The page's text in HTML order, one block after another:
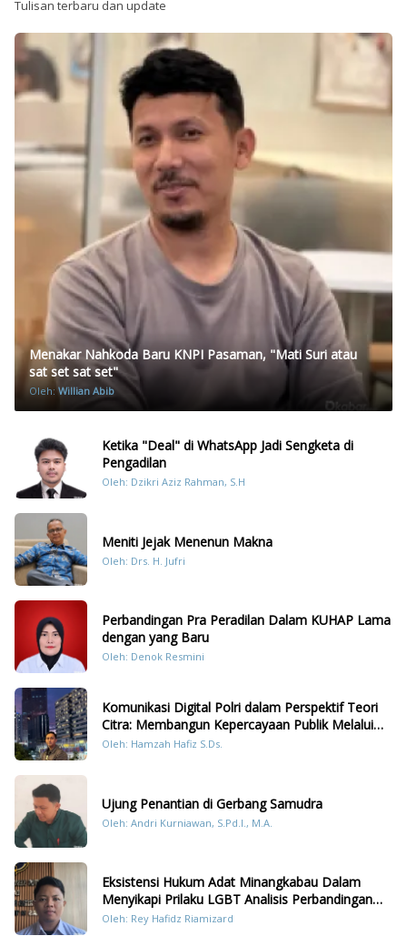
Tulisan terbaru dan update
Menakar Nahkoda Baru KNPI Pasaman, "Mati Suri atau
sat set sat set"
Oleh:Willian Abib
Ketika "Deal" di WhatsApp Jadi Sengketa di
Pengadilan
Oleh: Dzikri Aziz Rahman, S.H
Meniti Jejak Menenun Makna
Oleh: Drs. H. Jufri
Perbandingan Pra Peradilan Dalam KUHAP Lama
dengan yang Baru
Oleh: Denok Resmini
Komunikasi Digital Polri dalam Perspektif Teori
Citra: Membangun Kepercayaan Publik Melalui
Konten Humanis Kesiapsiagaan Bencana di
Oleh: Hamzah Hafiz S.Ds.
Ujung Penantian di Gerbang Samudra
Oleh: Andri Kurniawan, S.Pd.I., M.A.
Eksistensi Hukum Adat Minangkabau Dalam
Menyikapi Prilaku LGBT Analisis Perbandingan
Dengan Hukum Pidana
Oleh: Rey Hafidz Riamizard